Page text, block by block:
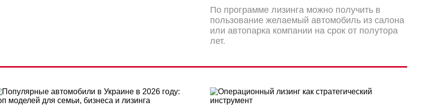
По программе лизинга можно получить в
пользование желаемый автомобиль из салона
или автопарка компании на срок от полутора
лет.